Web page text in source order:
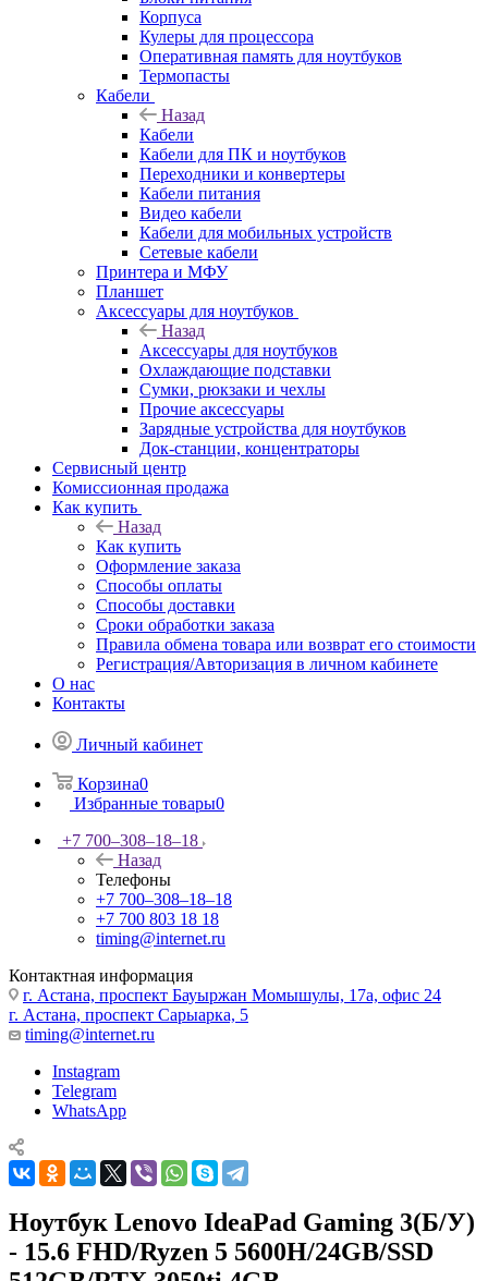
Корпуса
Кулеры для процессора
Оперативная память для ноутбуков
Термопасты
Кабели
Назад
Кабели
Кабели для ПК и ноутбуков
Переходники и конвертеры
Кабели питания
Видео кабели
Кабели для мобильных устройств
Сетевые кабели
Принтера и МФУ
Планшет
Аксессуары для ноутбуков
Назад
Аксессуары для ноутбуков
Охлаждающие подставки
Сумки, рюкзаки и чехлы
Прочие аксессуары
Зарядные устройства для ноутбуков
Док-станции, концентраторы
Сервисный центр
Комиссионная продажа
Как купить
Назад
Как купить
Оформление заказа
Способы оплаты
Способы доставки
Сроки обработки заказа
Правила обмена товара или возврат его стоимости
Регистрация/Авторизация в личном кабинете
О нас
Контакты
Личный кабинет
Корзина0
Избранные товары0
+7 700‒308‒18‒18
Назад
Телефоны
+7 700‒308‒18‒18
+7 700 803 18 18
timing@internet.ru
Контактная информация
г. Астана, проспект Бауыржан Момышулы, 17а, офис 24
г. Астана, проспект Сарыарка, 5
timing@internet.ru
Instagram
Telegram
WhatsApp
Ноутбук Lenovo IdeaPad Gaming 3(Б/У)
- 15.6 FHD/Ryzen 5 5600H/24GB/SSD